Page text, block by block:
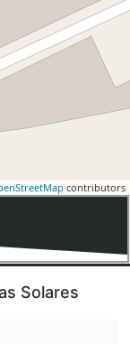
contributors
Solares